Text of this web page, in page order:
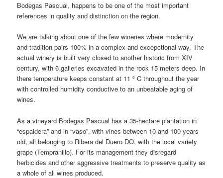
Bodegas Pascual, happens to be one of the most important
references in quality and distinction on the region.
We are talking about one of the few wineries where modernity
and tradition pairs 100% in a complex and excepctional way. The
actual winery is built very closed to another historic from XIV
century, with 6 galleries excavated in the rock 15 meters deep. In
there temperature keeps constant at 11 º C throughout the year
with controlled humidity conductive to an unbeatable aging of
wines.
As a vineyard Bodegas Pascual has a 35-hectare plantation in
“espaldera” and in “vaso”, with vines between 10 and 100 years
old, all belonging to Ribera del Duero DO, with the local variety
grape (Tempranillo). For its management they disregard
herbicides and other aggressive treatments to preserve quality as
a whole of all wines produced.